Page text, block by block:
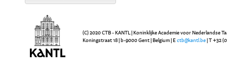
(C) 2020 CTB - KANTL | Koninklijke Academie voor Nederlandse
Koningstraat 18 | b-9000 Gent | Belgium | E ctb@kantl.be | T +32